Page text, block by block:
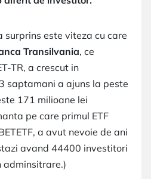
surprins este viteza cu care
Transilvania, ce
TR, a crescut in
saptamani a ajuns la peste
171 milioane lei
pe care primul ETF
a avut nevoie de ani
avand 44400 investitori
adminsitrare.)